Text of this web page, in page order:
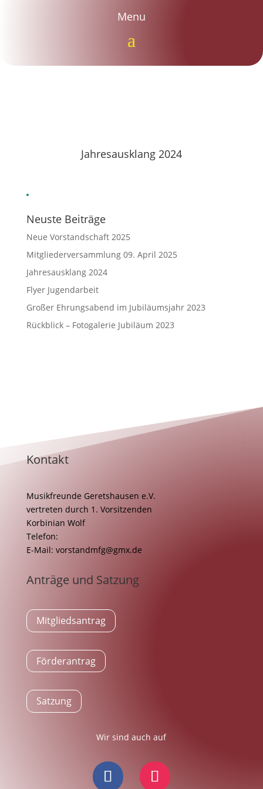
Menu
Jahresausklang 2024
Neuste Beiträge
Neue Vorstandschaft 2025
Mitgliederversammlung 09. April 2025
Jahresausklang 2024
Flyer Jugendarbeit
Großer Ehrungsabend im Jubiläumsjahr 2023
Rückblick – Fotogalerie Jubiläum 2023
Kontakt
Musikfreunde Geretshausen e.V.
vertreten durch 1. Vorsitzenden
Korbinian Wolf
Telefon:
E-Mail: vorstandmfg@gmx.de
Anträge und Satzung
Mitgliedsantrag
Förderantrag
Satzung
Wir sind auch auf